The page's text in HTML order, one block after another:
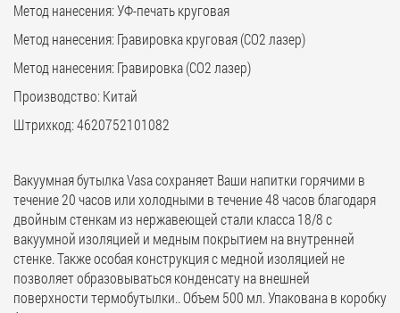
Метод нанесения: УФ-печать круговая
Метод нанесения: Гравировка круговая (CO2 лазер)
Метод нанесения: Гравировка (CO2 лазер)
Производство: Китай
Штрихкод: 4620752101082
Вакуумная бутылка Vasa cохраняет Ваши напитки горячими в
течение 20 часов или холодными в течение 48 часов благодаря
двойным стенкам из нержавеющей стали класса 18/8 с
вакуумной изоляцией и медным покрытием на внутренней
стенке. Также особая конструкция с медной изоляцией не
позволяет образовываться конденсату на внешней
поверхности термобутылки.. Объем 500 мл. Упакована в коробку